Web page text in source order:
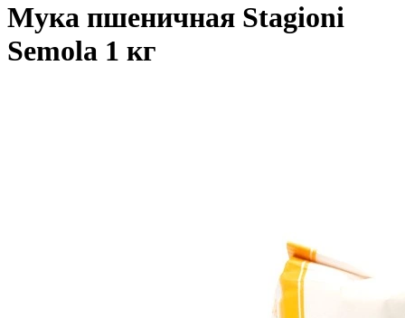
Мука пшеничная Stagioni
Semola 1 кг